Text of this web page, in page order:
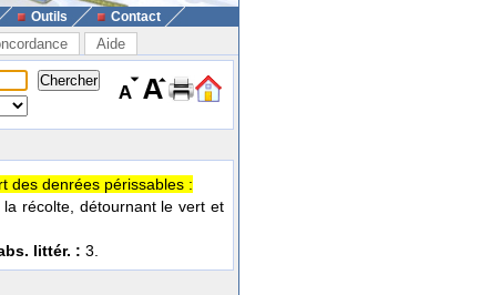
Outils Contact
Aide
des denrées périssables :
récolte, détournant le vert et
littér. : 3.